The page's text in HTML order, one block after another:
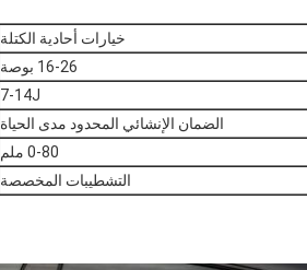
خيارات أحادية الكتلة
16-26 بوصة
7-14J
الضمان الإنشائي المحدود مدى الحياة
0-80 ملم
التشطيبات المخصصة